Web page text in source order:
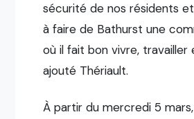
sécurité de nos résidents
à faire de Bathurst une
où il fait bon vivre, travailler
ajouté Thériault.
À partir du mercredi 5